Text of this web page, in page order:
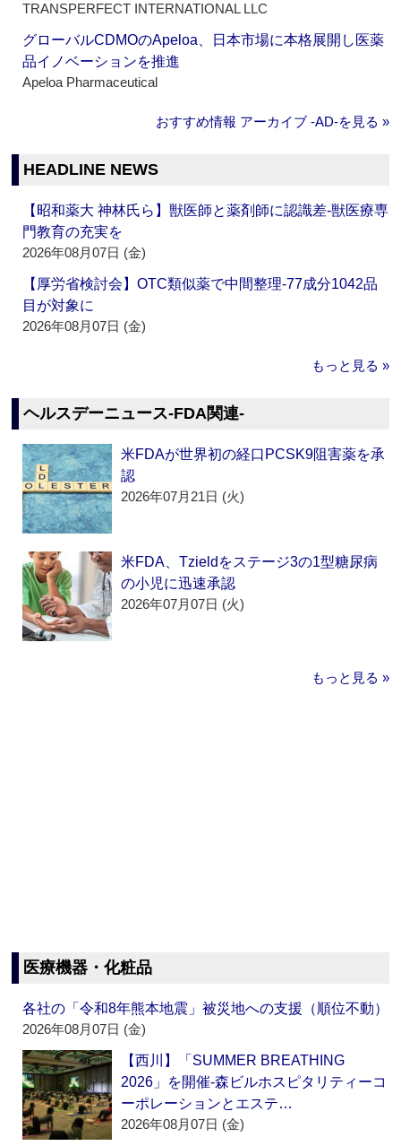
TRANSPERFECT INTERNATIONAL LLC
グローバルCDMOのApeloa、日本市場に本格展開し医薬
品イノベーションを推進
Apeloa Pharmaceutical
おすすめ情報 アーカイブ ‐AD‐を見る »
HEADLINE NEWS
【昭和薬大 神林氏ら】獣医師と薬剤師に認識差‐獣医療専
門教育の充実を
2026年08月07日 (金)
【厚労省検討会】OTC類似薬で中間整理‐77成分1042品
目が対象に
2026年08月07日 (金)
もっと見る »
ヘルスデーニュース‐FDA関連‐
米FDAが世界初の経口PCSK9阻害薬を承
認
2026年07月21日 (火)
米FDA、Tzieldをステージ3の1型糖尿病
の小児に迅速承認
2026年07月07日 (火)
もっと見る »
医療機器・化粧品
各社の「令和8年熊本地震」被災地への支援（順位不動）
2026年08月07日 (金)
【西川】「SUMMER BREATHING
2026」を開催‐森ビルホスピタリティーコ
ーポレーションとエステ…
2026年08月07日 (金)